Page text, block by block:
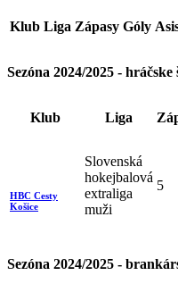
Klub Liga Zápasy Góly
Sezóna 2024/2025 -
Klub Liga
HBC Cesty
Košice
Slovenská
hokejbalová
extraliga
muži
5
Sezóna 2024/2025 -